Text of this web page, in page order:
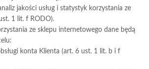
jakości usług i statystyk korzystania ze
1 lit. f RODO).
ze sklepu internetowego dane będą
konta Klienta (art. 6 ust. 1 lit. b i f